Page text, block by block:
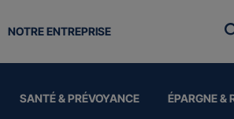
SANTÉ & PRÉVOYANCE ÉPARGNE &
NOTRE ENTREPRISE